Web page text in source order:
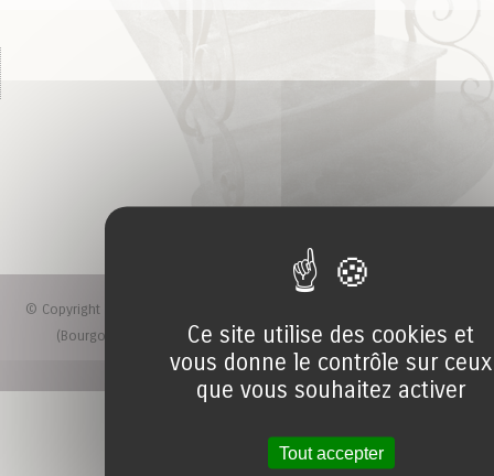
© Copyright 2015-2026 - Menuiserie Chauvot à Bray en Saône et Loire
(Bourgogne) - Téléphone : 03.85.50.02.34 -Mentions légales
Ce site utilise des cookies et
vous donne le contrôle sur ceux
que vous souhaitez activer
Tout accepter